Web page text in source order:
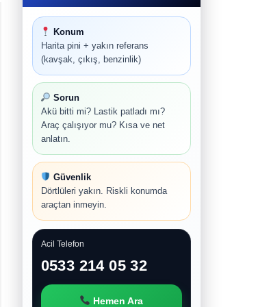
Konum
Harita pini + yakın referans
(kavşak, çıkış, benzinlik)
Sorun
Akü bitti mi? Lastik patladı mı?
Araç çalışıyor mu? Kısa ve net
anlatın.
Güvenlik
Dörtlüleri yakın. Riskli konumda
araçtan inmeyin.
Acil Telefon
0533 214 05 32
Hemen Ara